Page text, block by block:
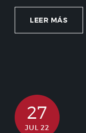
LEER MÁS
27
JUL 22